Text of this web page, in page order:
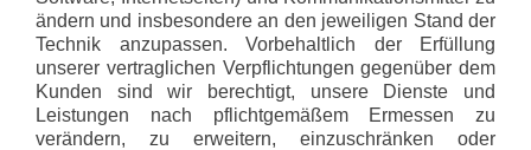
ändern und insbesondere an den jeweiligen Stand der
Technik anzupassen. Vorbehaltlich der Erfüllung
unserer vertraglichen Verpflichtungen gegenüber dem
Kunden sind wir berechtigt, unsere Dienste und
Leistungen nach pflichtgemäßem Ermessen zu
verändern, zu erweitern, einzuschränken oder